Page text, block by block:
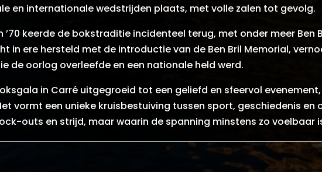
en internationale wedstrijden plaats, met volle zalen tot gevolg.
’70 keerde de bokstraditie incidenteel terug, met onder meer
in ere hersteld met de introductie van de Ben Bril Memorial,
de oorlog overleefde en een nationale held werd.
in Carré uitgegroeid tot een geliefd en sfeervol
vormt een unieke kruisbestuiving tussen sport, geschiedenis en
outs en strijd, maar waarin de spanning minstens zo voelbaar